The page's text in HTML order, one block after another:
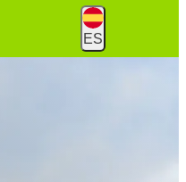
ES